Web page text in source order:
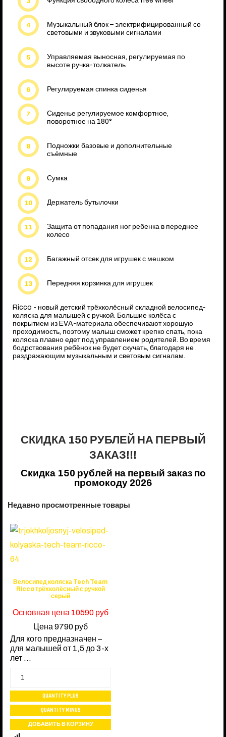
Музыкальный блок – электрифицированный со
световыми и звуковыми сигналами
Управляемая выносная, регулируемая по
высоте ручка-толкатель
Регулируемая спинка сиденья
Сиденье регулируемое комфортное,
поворотное на 180°
Подножки базовые и дополнительные
съёмные
Сумка
Держатель бутылочки
Защита от попадания ног ребенка в переднее
колесо
Багажный отсек для игрушек с мешком
Передняя корзинка для игрушек
Ricco - новый детский трёхколёсный складной велосипед-
коляска для малышей с ручкой. Большие колёса с
покрытием из EVA-материала обеспечивают хорошую
проходимость, поэтому малыш сможет крепко спать, пока
коляска плавно едет под управлением родителей. Во время
бодрствования ребёнок не будет скучать, благодаря не
раздражающим музыкальным и световым сигналам.
СКИДКА 150 РУБЛЕЙ НА ПЕРВЫЙ
ЗАКАЗ!!!
Скидка 150 рублей на первый заказ по
промокоду 2026
Недавно просмотренные товары
Велосипед коляска Tech Team
Ricco трёхколёсный с ручкой
серый
Основная цена 10590 руб
Цена 9790 руб
Для кого предназначен –
для малышей от 1,5 до 3-х
лет ...